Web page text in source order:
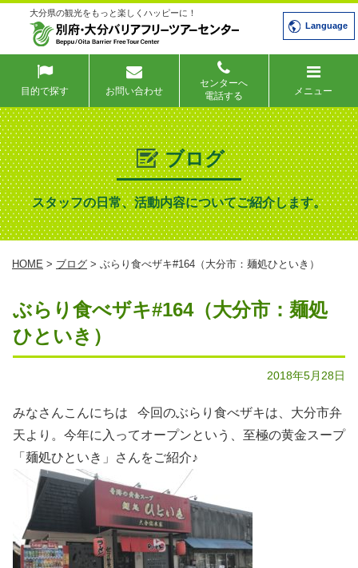
大分県の観光をもっと楽しくハッピーに！
Language
目的で探す お問い合わせ
センターへ
電話する
メニュー
ブログ
スタッフの日常、活動内容についてご紹介します。
HOME > ブログ > ぶらり食べザキ#164（大分市：麺処ひといき）
ぶらり食べザキ#164（大分市：麺処
ひといき）
2018年5月28日
みなさんこんにちは 今回のぶらり食べザキは、大分市弁
天より。今年に入ってオープンという、至極の黄金スープ
「麺処ひといき」さんをご紹介♪